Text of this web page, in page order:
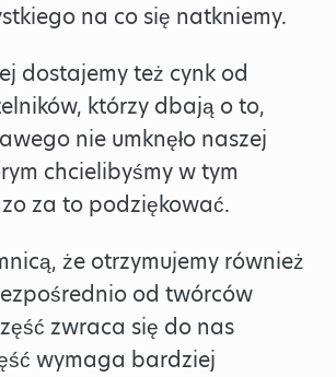
na co się natkniemy.
dostajemy też cynk od
którzy dbają o to,
nie umknęło naszej
chcielibyśmy w tym
za to podziękować.
że otrzymujemy również
od twórców
zwraca się do nas
wymaga bardziej